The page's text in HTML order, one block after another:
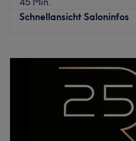
möglich.
Expertise: Haarschnitte &
Produkte und
Extras: Kostenlose
gut an die öffentlichen
Zurück zur
Schnellansicht Saloninfos
Samstag